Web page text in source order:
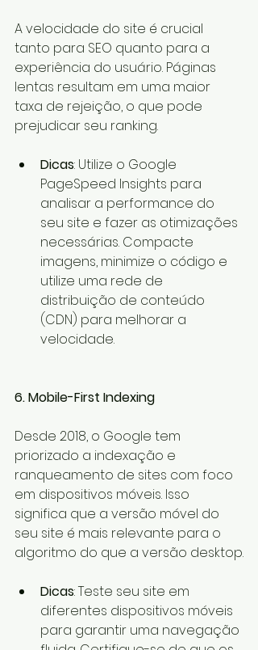
A velocidade do site é crucial
tanto para SEO quanto para a
experiência do usuário. Páginas
lentas resultam em uma maior
taxa de rejeição, o que pode
prejudicar seu ranking.
Dicas: Utilize o Google
PageSpeed Insights para
analisar a performance do
seu site e fazer as otimizações
necessárias. Compacte
imagens, minimize o código e
utilize uma rede de
distribuição de conteúdo
(CDN) para melhorar a
velocidade.
6. Mobile-First Indexing
Desde 2018, o Google tem
priorizado a indexação e
ranqueamento de sites com foco
em dispositivos móveis. Isso
significa que a versão móvel do
seu site é mais relevante para o
algoritmo do que a versão desktop.
Dicas: Teste seu site em
diferentes dispositivos móveis
para garantir uma navegação